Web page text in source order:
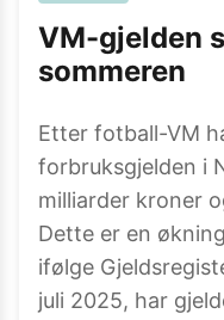
VM-gjelden
sommeren
Etter fotball-VM
forbruksgjelden i
milliarder kroner
Dette er en
ifølge
juli 2025, har